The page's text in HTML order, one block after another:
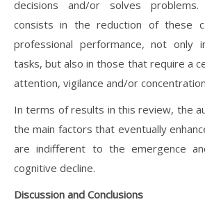
decisions and/or solves problems.
consists in the reduction of these
professional performance, not only
tasks, but also in those that require a
attention, vigilance and/or
In terms of results in this review, the
the main factors that eventually
are indifferent to the emergence
cognitive decline.
Discussion and Conclusions